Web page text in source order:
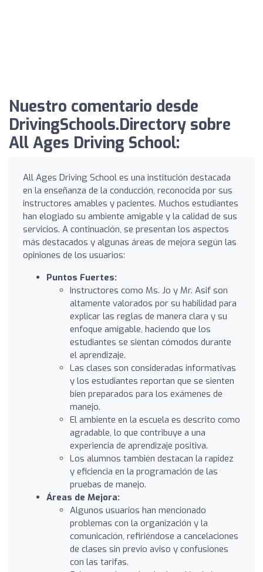
Nuestro comentario desde
DrivingSchools.Directory sobre
All Ages Driving School:
All Ages Driving School es una institución destacada
en la enseñanza de la conducción, reconocida por sus
instructores amables y pacientes. Muchos estudiantes
han elogiado su ambiente amigable y la calidad de sus
servicios. A continuación, se presentan los aspectos
más destacados y algunas áreas de mejora según las
opiniones de los usuarios:
Puntos Fuertes:
Instructores como Ms. Jo y Mr. Asif son
altamente valorados por su habilidad para
explicar las reglas de manera clara y su
enfoque amigable, haciendo que los
estudiantes se sientan cómodos durante
el aprendizaje.
Las clases son consideradas informativas
y los estudiantes reportan que se sienten
bien preparados para los exámenes de
manejo.
El ambiente en la escuela es descrito como
agradable, lo que contribuye a una
experiencia de aprendizaje positiva.
Los alumnos también destacan la rapidez
y eficiencia en la programación de las
pruebas de manejo.
Áreas de Mejora:
Algunos usuarios han mencionado
problemas con la organización y la
comunicación, refiriéndose a cancelaciones
de clases sin previo aviso y confusiones
con las tarifas.